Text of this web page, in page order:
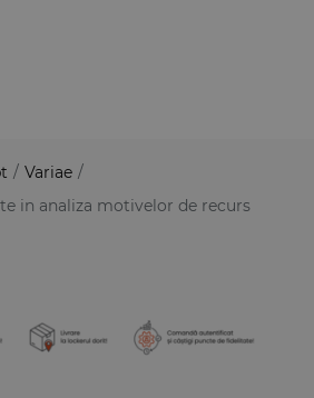
/ Variae /
in analiza motivelor de recurs